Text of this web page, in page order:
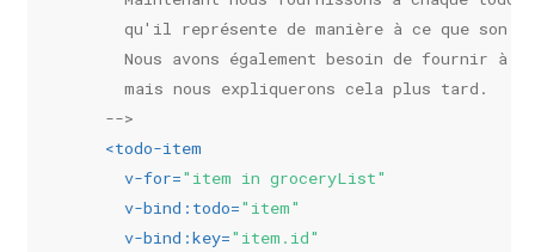
qu'il représente de manière à ce que son
Nous avons également besoin de fournir à
      mais nous expliquerons cela plus tard.
    -->
<todo-item
v-for="item in groceryList"
v-bind:todo="item"
v-bind:key="item.id"